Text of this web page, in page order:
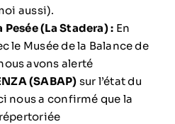
aussi).
(La Stadera) : En
le Musée de la Balance de
avons alerté
(SABAP) sur l’état du
nous a confirmé que la